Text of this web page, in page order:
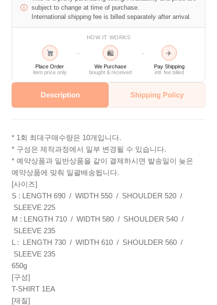
ⓘ subject to change at time of purchase.
International shipping fee is billed separately after arrival.
HOW IT WORKS
Place Order
item price only
→ 🛍
We Purchase
bought & received
→ ✈
Pay Shipping
intl. fee billed
Description Shipping Policy
* 1회 최대구매수량은 10개입니다.
* 구성은 제작과정에서 일부 변경될 수 있습니다.
* 예약상품과 일반상품을 같이 결제하시면 발송일이 늦은
예약상품에 맞춰 일괄배송됩니다.
[사이즈]
S : LENGTH 690 / WIDTH 550 / SHOULDER 520 /
SLEEVE 225
M : LENGTH 710 / WIDTH 580 / SHOULDER 540 /
SLEEVE 235
L : LENGTH 730 / WIDTH 610 / SHOULDER 560 /
SLEEVE 235
650g
[구성]
T-SHIRT 1EA
[재질]